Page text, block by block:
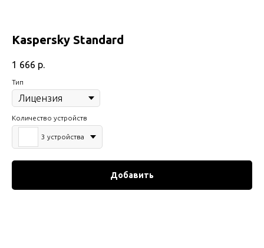
Kaspersky Standard
1 666 р.
Тип
Количество устройств
3 устройства
Добавить